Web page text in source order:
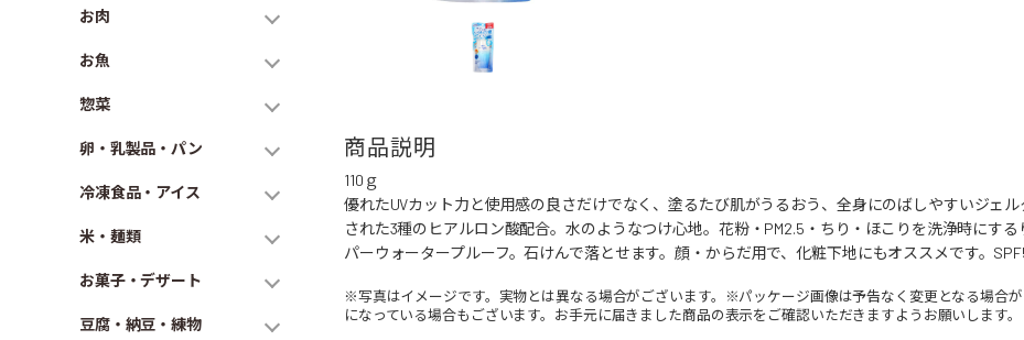
お肉
お魚
惣菜
卵・乳製品・パン
冷凍食品・アイス
米・麺類
お菓子・デザート
豆腐・納豆・練物
商品説明
110ｇ
優れたUVカット力と使用感の良さだけでなく、塗るたび肌がうるおう、全身にのばしやすいジェ
された3種のヒアルロン酸配合。水のようなつけ心地。花粉・PM2.5・ちり・ほこりを洗浄時にす
パーウォータープルーフ。石けんで落とせます。顔・からだ用で、化粧下地にもオススメです。
※写真はイメージです。実物とは異なる場合がございます。※パッケージ画像は予告なく変更となる場合
になっている場合もございます。お手元に届きました商品の表示をご確認いただきますようお願いします。